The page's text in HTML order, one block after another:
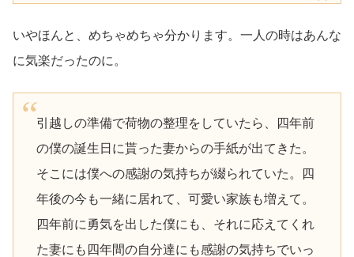
いやほんと、めちゃめちゃ分かります。一人の時はあんな
に気楽だったのに。
引越しの準備で荷物の整理をしていたら、四年前
の僕の誕生日に貰った妻からの手紙が出てきた。
そこには僕への感謝の気持ちが綴られていた。四
年後の今も一緒に居れて、可愛い家族も増えて。
四年前に勇気を出した僕にも、それに応えてくれ
た妻にも四年間の自分達にも感謝の気持ちでいっ